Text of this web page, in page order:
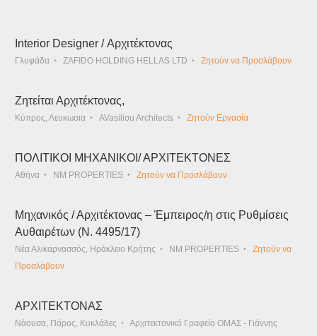
Interior Designer / Αρχιτέκτονας
Γλυφάδα ZAFIDO HOLDING HELLAS LTD Ζητούν να Προσλάβουν
Ζητείται Αρχιτέκτονας,
Κύπρος, Λευκωσια AVasiliou Architects Ζητούν Εργασία
ΠΟΛΙΤΙΚΟΙ ΜΗΧΑΝΙΚΟΙ/ ΑΡΧΙΤΕΚΤΟΝΕΣ
Αθήνα NM PROPERTIES Ζητούν να Προσλάβουν
Μηχανικός / Αρχιτέκτονας – Έμπειρος/η στις Ρυθμίσεις
Αυθαιρέτων (Ν. 4495/17)
Νέα Αλικαρνασσός, Ηράκλειο Κρήτης NM PROPERTIES
Ζητούν να
Προσλάβουν
ΑΡΧΙΤΕΚΤΟΝΑΣ
Νάουσα, Πάρος, Κυκλάδες
Αρχιτεκτονικό Γραφείο ΟΜΑΣ - Γιάννης